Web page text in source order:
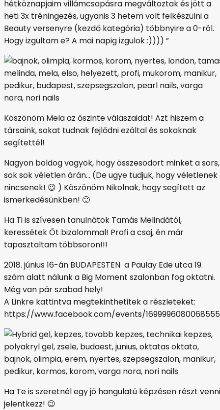
hétköznapjaim villámcsapásra megváltoztak és jött a
heti 3x tréningezés, ugyanis 3 hetem volt felkészülni a
Beauty versenyre (kezdő kategória) többnyire a 0-ról.
Hogy izgultam e? A mai napig izgulok :)))) ”
Köszönöm Mela az őszinte válaszaidat! Azt hiszem a
társaink, sokat tudnak fejlődni ezáltal és sokaknak
segítettél!
Nagyon boldog vagyok, hogy összesodort minket a sors,
sok sok véletlen árán… (De ugye tudjuk, hogy véletlenek
nincsenek! 😉 ) Köszönöm Nikolnak, hogy segített az
ismerkedésünkben! 🙂
Ha Ti is szívesen tanulnátok Tamás Melindától,
keressétek Őt bizalommal! Profi a csaj, én már
tapasztaltam többsoron!!!
2018. június 16-án BUDAPESTEN a Paulay Ede utca 19.
szám alatt nálunk a Big Moment szalonban fog oktatni.
Még van pár szabad hely!
A Linkre kattintva megtekinthetitek a részleteket:
https://www.facebook.com/events/
Ha Te is szeretnél egy jó hangulatú képzésen részt
jelentkezz! 😉